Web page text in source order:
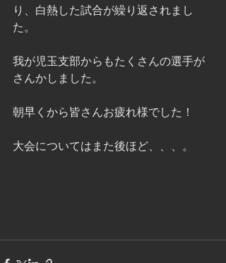
り、白熱した試合が繰り返されまし
た。
我が児玉支部からもたくさんの選手が
さんかしました。
朝早くから皆さんお疲れ様でした！
大会についてはまた後ほど、、、。